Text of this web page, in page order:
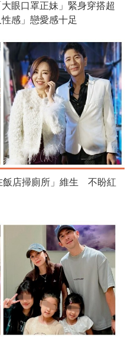
眼口罩正妹」緊身穿搭超
感」戀愛感十足
飯店掃廁所」維生 不盼紅